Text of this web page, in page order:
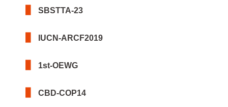
SBSTTA-23
IUCN-ARCF2019
1st-OEWG
CBD-COP14